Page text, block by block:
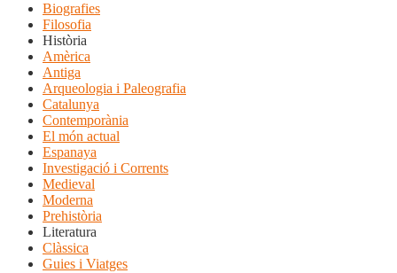
Biografies
Filosofia
Història
Amèrica
Antiga
Arqueologia i Paleografia
Catalunya
Contemporània
El món actual
Espanaya
Investigació i Corrents
Medieval
Moderna
Prehistòria
Literatura
Clàssica
Guies i Viatges